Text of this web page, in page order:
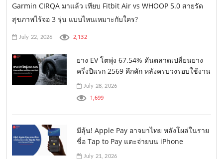
Garmin CIRQA มาแล้ว เทียบ Fitbit Air vs WHOOP 5.0 สายรัด
สุขภาพไร้จอ 3 รุ่น แบบไหนเหมาะกับใคร?
July 22, 2026 2,132
ยาง EV โตพุ่ง 67.54% ดันตลาดเปลี่ยนยาง
ครึ่งปีแรก 2569 คึกคัก หลังครบวงรอบใช้งาน
July 28, 2026
1,699
มีลุ้น! Apple Pay อาจมาไทย หลังโผล่ในราย
ชื่อ Tap to Pay แตะจ่ายบน iPhone
July 21, 2026